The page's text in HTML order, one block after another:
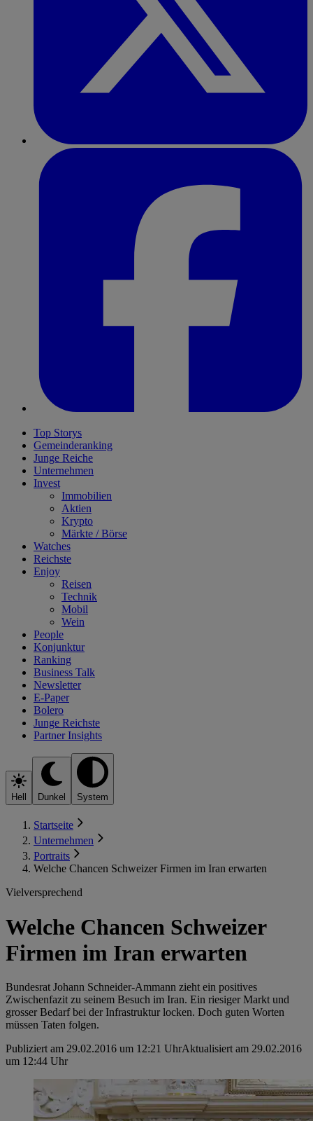
Top Storys
Gemeinderanking
Junge Reiche
Unternehmen
Invest
Immobilien
Aktien
Krypto
Märkte / Börse
Watches
Reichste
Enjoy
Reisen
Technik
Mobil
Wein
People
Konjunktur
Ranking
Business Talk
Newsletter
E-Paper
Bolero
Junge Reichste
Partner Insights
Hell Dunkel System
Startseite
Unternehmen
Portraits
Welche Chancen Schweizer Firmen im Iran erwarten
Vielversprechend
Welche Chancen Schweizer
Firmen im Iran erwarten
Bundesrat Johann Schneider-Ammann zieht ein positives
Zwischenfazit zu seinem Besuch im Iran. Ein riesiger Markt und
grosser Bedarf bei der Infrastruktur locken. Doch guten Worten
müssen Taten folgen.
Publiziert am 29.02.2016 um 12:21 UhrAktualisiert am 29.02.2016
um 12:44 Uhr